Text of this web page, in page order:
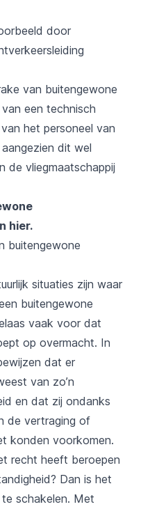
door
van buitengewone
een technisch
het personeel van
dit wel
de vliegmaatschappij
hier.
buitengewone
situaties zijn waar
buitengewone
vaak voor dat
op overmacht. In
dat er
van zo’n
en dat zij ondanks
de vertraging of
konden voorkomen.
recht heeft beroepen
Dan is het
schakelen. Met